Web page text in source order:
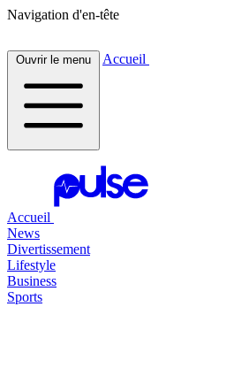
Navigation d'en-tête
Ouvrir le menu Accueil
Accueil
News
Divertissement
Lifestyle
Business
Sports